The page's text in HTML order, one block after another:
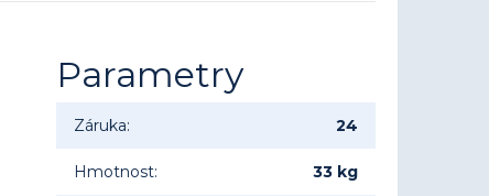
Parametry
Záruka: 24
Hmotnost: 33 kg